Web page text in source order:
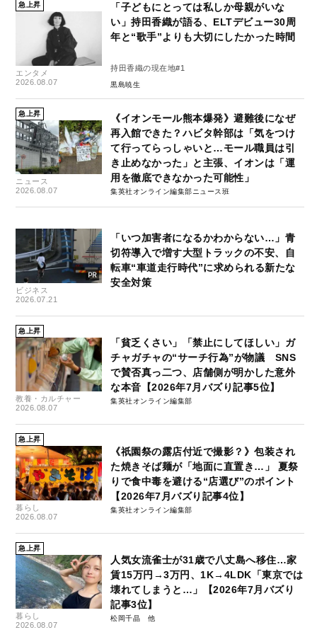
急上昇
エンタメ
2026.08.07
「子どもにとっては私しか母親がいな
い」持田香織が語る、ELTデビュー30周
年と“歌手”よりも大切にしたかった時間
持田香織の現在地#1
黒島暁生
急上昇
ニュース
2026.08.07
《イオンモール熊本爆発》避難後になぜ
再入館できた？ハビタ幹部は「気をつけ
て行ってらっしゃいと…モール職員は引
き止めなかった」と主張、イオンは「運
用を徹底できなかった可能性」
集英社オンライン編集部ニュース班
ビジネス
2026.07.21
「いつ加害者になるかわからない…」青
切符導入で増す大型トラックの不安、自
転車“車道走行時代”に求められる新たな
安全対策
急上昇
教養・カルチャー
2026.08.07
「貧乏くさい」「禁止にしてほしい」ガ
チャガチャの“サーチ行為”が物議 SNS
で賛否真っ二つ、店舗側が明かした意外
な本音【2026年7月バズり記事5位】
集英社オンライン編集部
急上昇
暮らし
2026.08.07
《祇園祭の露店付近で撮影？》包装され
た焼きそば麺が「地面に直置き…」 夏祭
りで食中毒を避ける“店選び”のポイント
【2026年7月バズり記事4位】
集英社オンライン編集部
急上昇
暮らし
2026.08.07
人気女流雀士が31歳で八丈島へ移住…家
賃15万円→3万円、1K→4LDK「東京では
壊れてしまうと…」【2026年7月バズり
記事3位】
松岡千晶